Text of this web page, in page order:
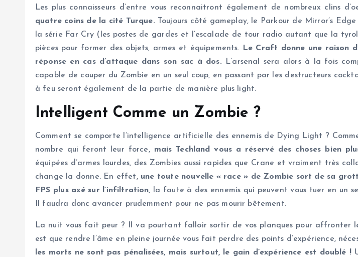
Les plus connaisseurs d’entre vous reconnaitront également de nombreux clins
quatre coins de la cité Turque. Toujours côté gameplay, le Parkour de Mirror’s
la série Far Cry (les postes de gardes et l’escalade de tour radio autant que la
pièces pour former des objets, armes et équipements. Le Craft donne une raison
réponse en cas d’attaque dans son sac à dos. L’arsenal sera alors à la fois
capable de couper du Zombie en un seul coup, en passant par les destructeurs
à feu seront également de la partie de manière plus light.
Intelligent Comme un Zombie ?
Comment se comporte l’intelligence artificielle des ennemis de Dying Light ?
nombre qui feront leur force, mais Techland vous a réservé des choses bien
équipées d’armes lourdes, des Zombies aussi rapides que Crane et vraiment très
change la donne. En effet, une toute nouvelle « race » de Zombie sort de sa
FPS plus axé sur l’infiltration, la faute à des ennemis qui peuvent vous tuer en un
Il faudra donc avancer prudemment pour ne pas mourir bêtement.
La nuit vous fait peur ? Il va pourtant falloir sortir de vos planques pour affronter
est que rendre l’âme en pleine journée vous fait perdre des points d’expérience,
les morts ne sont pas pénalisées, mais surtout, le gain d’expérience est doublé !